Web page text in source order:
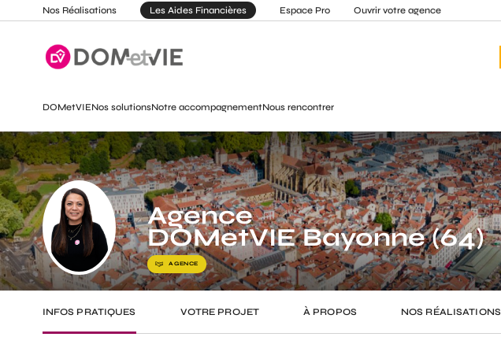
Nos Réalisations Les Aides Financières Espace Pro Ouvrir votre agence
DOMetVIENos solutionsNotre accompagnementNous rencontrer
Agence
DOMetVIE Bayonne (64)
AGENCE
INFOS PRATIQUES VOTRE PROJET À PROPOS NOS RÉALISATIONS